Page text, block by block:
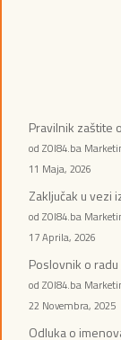
Pravilnik zaštite
od ZOI84.ba
11 Maja, 2026
Zaključak u vezi
od ZOI84.ba
17 Aprila, 2026
Poslovnik o
od ZOI84.ba
22 Novembra, 2025
Odluka o